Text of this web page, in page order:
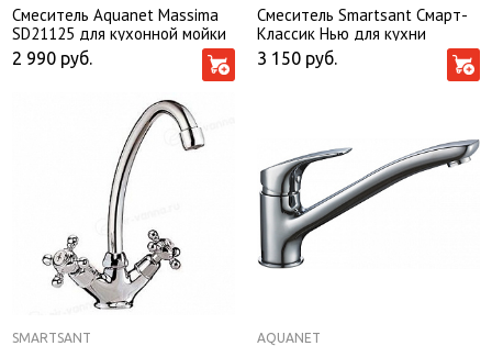
Смеситель Aquanet Massima
SD21125 для кухонной мойки
2 990 руб.
Смеситель Smartsant Смарт-
Классик Нью для кухни
SM180007AA
3 150 руб.
SMARTSANT AQUANET